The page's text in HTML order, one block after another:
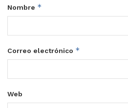
Nombre *
Correo electrónico *
Web